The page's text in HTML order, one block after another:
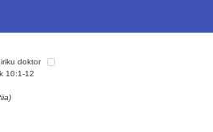
doktor
10:1-12